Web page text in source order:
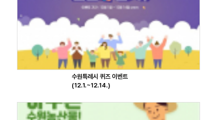
수원특례시 퀴즈 이벤트
(12.1.~12.14.)